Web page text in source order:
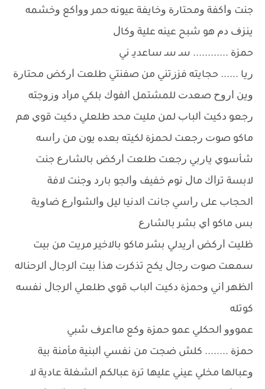
ﺟﻨﺖ ﻭﺍﻛﻔﺔ ﻭﻣﺤﺘﺎﺭﺓ ﻭﺧﺎﻳﻔﺔ ﻋﻴﻮﻧﻪ ﺣﻤﺮ ﻭﻭﺍﻛﻊ ﻭﺧﺸﻤﻪ
ﻳﻨﺰﻑ ﺩﻡ ﻫﻮ ﺷﺒﺢ ﻋﻴﻨﻪ ﻋﻠﻴﺔ ﻭﻛﺎﻝ
ﺣﻤﺰﺓ ............ ﺳـ ﺳـ ﺳﺎﻋﺪﻳـ ﻧﻲ
ﺭﻳﺎ ...... ﺣﺠﺎﻳﺘﻪ ﻓﺰﺯﺗﻨﻲ ﻣﻦ ﺻﻔﻨﺘﻲ ﻃﻠﻌﺖ ﺍﺭﻛﺾ ﻣﺤﺘﺎﺭﺓ
ﻭﻳﻦ ﺍﺭﻭﺡ ﺻﻌﺪﺕ ﻟﻠﻤﺸﺘﻤﻞ ﺍﻟﻔﻮﻙ ﺑﻠﻜﻲ ﻣﺮﺍﺩ ﻭﺯﻭﺟﺘﻪ
ﺭﺟﻌﻮ ﺩﻛﻴﺖ ﺍﻟﺒﺎﺏ ﻟﻤﻦ ﻣﻠﻴﺖ ﻣﺤﺪ ﻃﻠﻌﻠﻲ ﺩﻛﻴﺖ ﻗﻮﻱ ﻫﻢ
ﻣﺎﻛﻮ ﺻﻮﺕ ﺭﺟﻌﺖ ﻟﺤﻤﺰﺓ ﻟﻜﻴﺘﻪ ﺑﻌﺪﻩ ﻳﻮﻥ ﻣﻦ ﺭﺍﺳﻪ
ﺷﺄﺳﻮﻱ ﻳﺎﺭﺑﻲ ﺭﺟﻌﺖ ﻃﻠﻌﺖ ﺍﺭﻛﺾ ﺑﺎﻟﺸﺎﺭﻉ ﺟﻨﺖ
ﻻﺑﺴﺔ ﺗﺮﺍﻙ ﻣﺎﻝ ﻧﻮﻡ ﺧﻔﻴﻒ ﻭﺍﻟﺠﻮ ﺑﺎﺭﺩ ﻭﺟﻨﺖ ﻻﻓﺔ
ﺍﻟﺤﺠﺎﺏ ﻋﻠﻰ ﺭﺍﺳﻲ ﺟﺎﻧﺖ ﺍﻟﺪﻧﻴﺎ ﻟﻴﻞ ﻭﺍﻟﺸﻮﺍﺭﻉ ﺿﺎﻭﻳﺔ
ﺑﺲ ﻣﺎﻛﻮ ﺍﻱ ﺑﺸﺮ ﺑﺎﻟﺸﺎﺭﻉ
ﻇﻠﻴﺖ ﺍﺭﻛﺾ ﺍﺭﻳﺪﻟﻲ ﺑﺸﺮ ﻣﺎﻛﻮ ﺑﺎﻻﺧﻴﺮ ﻣﺮﻳﺖ ﻣﻦ ﺑﻴﺖ
ﺳﻤﻌﺖ ﺻﻮﺕ ﺭﺟﺎﻝ ﻳﻜﺢ ﺗﺬﻛﺮﺕ ﻫﺬﺍ ﺑﻴﺖ ﺍﻟﺮﺟﺎﻝ ﺍﻟﺮﺣﻨﺎﻟﻪ
ﺍﻟﻈﻬﺮ ﺍﻧﻲ ﻭﺣﻤﺰﺓ ﺩﻛﻴﺖ ﺍﻟﺒﺎﺏ ﻗﻮﻱ ﻃﻠﻌﻠﻲ ﺍﻟﺮﺟﺎﻝ ﻧﻔﺴﻪ
ﻛﻮﺗﻠﻪ
ﻋﻤﻮﻭﻭ ﺍﻟﺤﻜﻠﻲ ﻋﻤﻮ ﺣﻤﺰﺓ ﻭﻛﻊ ﻣﺎﺍﻋﺮﻑ ﺷﺒﻲ
ﺣﻤﺰﺓ ........ ﻛﻠﺶ ﺿﺠﺖ ﻣﻦ ﻧﻔﺴﻲ ﺍﻟﺒﻨﻴﺔ ﻣﺄﻣﻨﺔ ﺑﻴﺔ
ﻭﻋﺒﺎﻟﻬﺎ ﻣﺨﻠﻲ ﻋﻴﻨﻲ ﻋﻠﻴﻬﺎ ﺗﺮﺓ ﻋﺒﺎﻟﻜﻢ ﺍﻟﺸﻐﻠﺔ ﻋﺎﺩﻳﺔ ﻻ